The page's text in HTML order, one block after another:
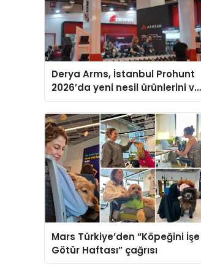
Derya Arms, İstanbul Prohunt
2026’da yeni nesil ürünlerini ve
global marka vizyonunu
sergiledi
Mars Türkiye’den “Köpeğini İşe
Götür Haftası” çağrısı